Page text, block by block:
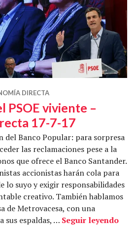
DIRECTA
PSOE viviente –
17-7-17
del Banco Popular: para sorpresa
las reclamaciones pese a la
que ofrece el Banco Santander.
accionistas harán cola para
lo suyo y exigir responsabilidades
creativo. También hablamos
de Metrovacesa, con una
sus espaldas, … Seguir leyendoEl